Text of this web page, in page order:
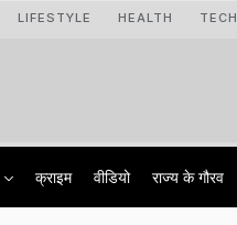
LIFESTYLE HEALTH TECH
क्राइम वीडियो राज्‍य के गौरव